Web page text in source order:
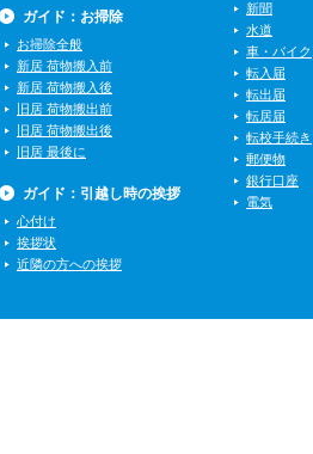
ガイド：お掃除
お掃除全般
新居 荷物搬入前
新居 荷物搬入後
旧居 荷物搬出前
旧居 荷物搬出後
旧居 最後に
ガイド：引越し時の挨拶
心付け
挨拶状
近隣の方への挨拶
新聞
水道
車・バイク
転入届
転出届
転居届
転校手続き
郵便物
銀行口座
電気